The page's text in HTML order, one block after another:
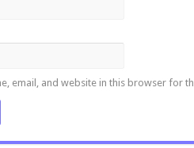
email, and website in this browser for